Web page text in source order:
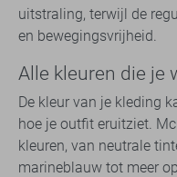
uitstraling, terwijl de
en bewegingsvrijheid.
Alle kleuren die je
De kleur van je kleding
hoe je outfit eruitziet.
kleuren, van neutrale
marineblauw tot meer